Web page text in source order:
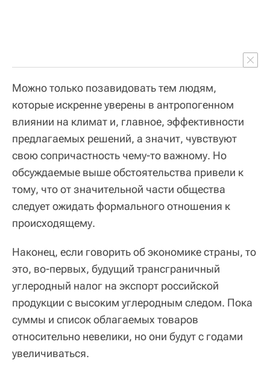
Можно только позавидовать тем людям,
которые искренне уверены в антропогенном
влиянии на климат и, главное, эффективности
предлагаемых решений, а значит, чувствуют
свою сопричастность чему-то важному. Но
обсуждаемые выше обстоятельства привели к
тому, что от значительной части общества
следует ожидать формального отношения к
происходящему.
Наконец, если говорить об экономике страны, то
это, во-первых, будущий трансграничный
углеродный налог на экспорт российской
продукции с высоким углеродным следом. Пока
суммы и список облагаемых товаров
относительно невелики, но они будут с годами
увеличиваться.